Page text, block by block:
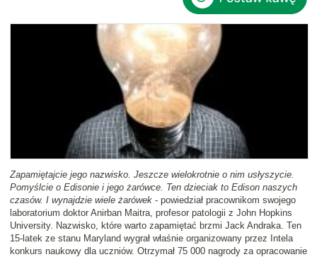
Zapamiętajcie jego nazwisko. Jeszcze wielokrotnie o nim usłyszycie.
Pomyślcie o Edisonie i jego żarówce. Ten dzieciak to Edison naszych
czasów. I wynajdzie wiele żarówek - powiedział pracownikom swojego
laboratorium doktor Anirban Maitra, profesor patologii z John Hopkins
University. Nazwisko, które warto zapamiętać brzmi Jack Andraka. Ten
15-latek ze stanu Maryland wygrał właśnie organizowany przez Intela
konkurs naukowy dla uczniów. Otrzymał 75 000 nagrody za opracowanie